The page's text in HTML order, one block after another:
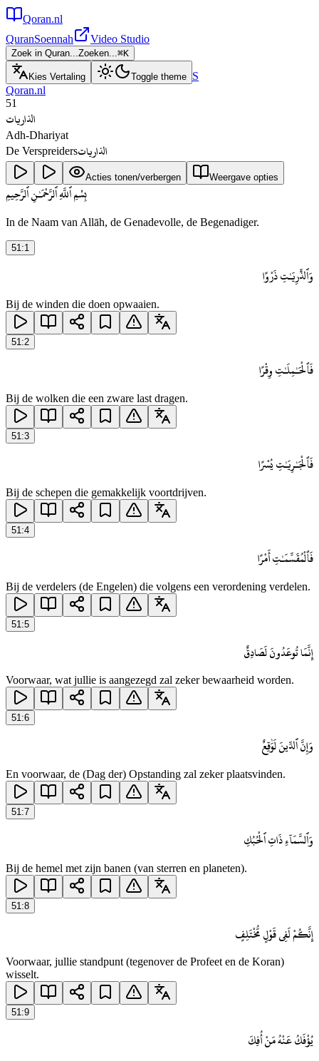
Qoran.nl
QuranSoennah Video Studio
Zoek in Quran...Zoeken...⌘K
Kies Vertaling Toggle theme S
Qoran.nl
51
الذاريات
Adh-Dhariyat
De Verspreidersالذاريات
Acties tonen/verbergen Weergave opties
بِسْمِ ٱللَّهِ ٱلرَّحْمَـٰنِ ٱلرَّحِيمِ
In de Naam van Allāh, de Genadevolle, de Begenadiger.
51:1
وَٱلذَّٰرِيَـٰتِ ذَرْوًا
Bij de winden die doen opwaaien.
51:2
فَٱلْحَـٰمِلَـٰتِ وِقْرًا
Bij de wolken die een zware last dragen.
51:3
فَٱلْجَـٰرِيَـٰتِ يُسْرًا
Bij de schepen die gemakkelijk voortdrijven.
51:4
فَٱلْمُقَسِّمَـٰتِ أَمْرًا
Bij de verdelers (de Engelen) die volgens een verordening verdelen.
51:5
إِنَّمَا تُوعَدُونَ لَصَادِقٌ
Voorwaar, wat jullie is aangezegd zal zeker bewaarheid worden.
51:6
وَإِنَّ ٱلدِّينَ لَوَٰقِعٌ
En voorwaar, de (Dag der) Opstanding zal zeker plaatsvinden.
51:7
وَٱلسَّمَآءِ ذَاتِ ٱلْحُبُكِ
Bij de hemel met zijn banen (van sterren en planeten).
51:8
إِنَّكُمْ لَفِى قَوْلٍ مُّخْتَلِفٍ
Voorwaar, jullie standpunt (tegenover de Profeet en de Koran)
wisselt.
51:9
يُؤْفَكُ عَنْهُ مَنْ أُفِكَ